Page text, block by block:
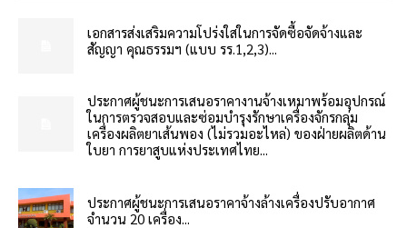
เอกสารส่งเสริมความโปร่งใสในการจัดซื้อจัดจ้างและ
สัญญา คุณธรรมฯ (แบบ รร.1,2,3)...
ประกาศผู้ชนะการเสนอราคางานจ้างเหมาพร้อมอุปกรณ์
ในการตรวจสอบและซ่อมบำรุงรักษาเครื่องจักรกลุ่ม
เครื่องผลิตยาเส้นพอง (ไม่รวมอะไหล่) ของฝ่ายผลิตด้าน
ใบยา การยาสูบแห่งประเทศไทย...
ประกาศผู้ชนะการเสนอราคาจ้างล้างเครื่องปรับอากาศ
จำนวน 20 เครื่อง...